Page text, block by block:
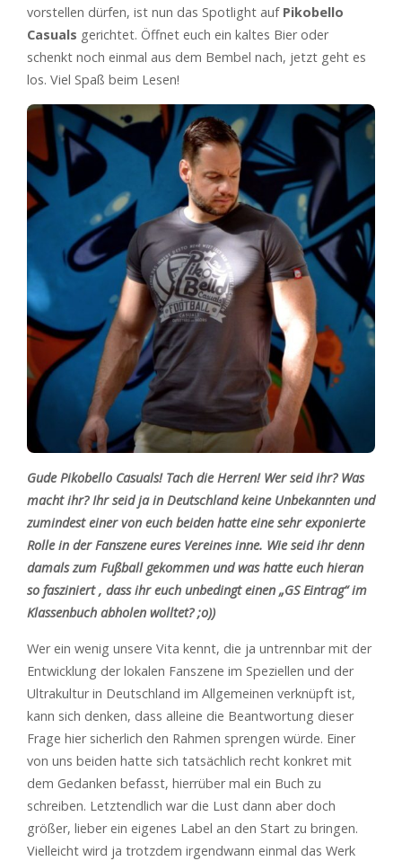
vorstellen dürfen, ist nun das Spotlight auf Pikobello
Casuals gerichtet. Öffnet euch ein kaltes Bier oder
schenkt noch einmal aus dem Bembel nach, jetzt geht es
los. Viel Spaß beim Lesen!
Gude Pikobello Casuals! Tach die Herren! Wer seid ihr? Was
macht ihr? Ihr seid ja in Deutschland keine Unbekannten und
zumindest einer von euch beiden hatte eine sehr exponierte
Rolle in der Fanszene eures Vereines inne. Wie seid ihr denn
damals zum Fußball gekommen und was hatte euch hieran
so fasziniert , dass ihr euch unbedingt einen „GS Eintrag“ im
Klassenbuch abholen wolltet? ;o))
Wer ein wenig unsere Vita kennt, die ja untrennbar mit der
Entwicklung der lokalen Fanszene im Speziellen und der
Ultrakultur in Deutschland im Allgemeinen verknüpft ist,
kann sich denken, dass alleine die Beantwortung dieser
Frage hier sicherlich den Rahmen sprengen würde. Einer
von uns beiden hatte sich tatsächlich recht konkret mit
dem Gedanken befasst, hierrüber mal ein Buch zu
schreiben. Letztendlich war die Lust dann aber doch
größer, lieber ein eigenes Label an den Start zu bringen.
Vielleicht wird ja trotzdem irgendwann einmal das Werk